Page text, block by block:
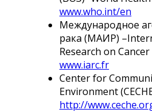
www.who.int/en
Международное
рака (МАИР)
Research on Cancer
www.iarc.fr
Center for
Environment
http://